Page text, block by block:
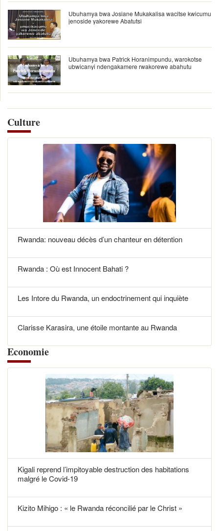
Ubuhamya bwa Josiane Mukakalisa wacitse kwicumu
jenoside yakorewe Abatutsi
Ubuhamya bwa Patrick Horanimpundu, warokotse
ubwicanyi ndengakamere rwakorewe abahutu
Culture
Rwanda: nouveau décès d’un chanteur en détention
Rwanda : Où est Innocent Bahati ?
Les Intore du Rwanda, un endoctrinement qui inquiète
Clarisse Karasira, une étoile montante au Rwanda
Economie
Kigali reprend l’impitoyable destruction des habitations
malgré le Covid-19
Kizito Mihigo : « le Rwanda réconcilié par le Christ »